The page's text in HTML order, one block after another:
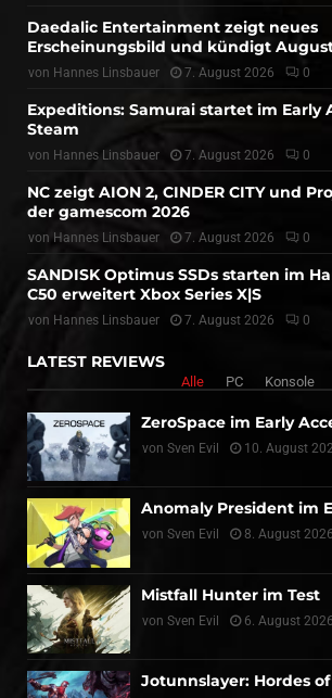
Daedalic Entertainment zeigt neues
Erscheinungsbild und kündigt
von Hannes Linsbauer 7. August 2026 0
Expeditions: Samurai startet im Early
Steam
von Hannes Linsbauer 7. August 2026 0
NC zeigt AION 2, CINDER CITY und
der gamescom 2026
von Hannes Linsbauer 7. August 2026 0
SANDISK Optimus SSDs starten im
C50 erweitert Xbox Series X|S
von Hannes Linsbauer 7. August 2026 0
LATEST REVIEWS
Alle PC Konsole
ZeroSpace im Early
von Sven Evil 10. August
Anomaly President im
von Sven Evil 8. August 2026
Mistfall Hunter im Test
von Sven Evil 6. August 2026
Jotunnslayer: Hordes